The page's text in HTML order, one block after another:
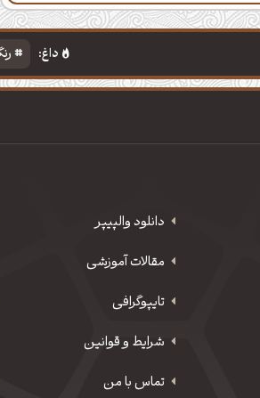
داغ:
دانلود‌ والپیپر
مقالات آموزشی
‌تایپوگرافی
شرایط و قوانین
تماس با من